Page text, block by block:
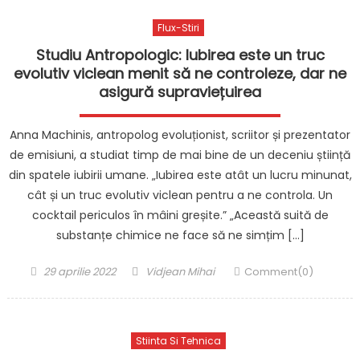
Flux-Stiri
Studiu Antropologic: Iubirea este un truc
evolutiv viclean menit să ne controleze, dar ne
asigură supraviețuirea
Anna Machinis, antropolog evoluționist, scriitor și prezentator
de emisiuni, a studiat timp de mai bine de un deceniu știință
din spatele iubirii umane. „Iubirea este atât un lucru minunat,
cât și un truc evolutiv viclean pentru a ne controla. Un
cocktail periculos în mâini greșite.” „Această suită de
substanțe chimice ne face să ne simțim […]
Posted
29 aprilie 2022 Author
Vidjean Mihai Comment(0)
Stiinta Si Tehnica